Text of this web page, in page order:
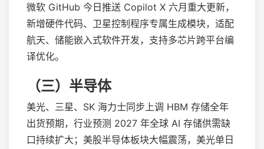
微软 GitHub 今日推送 Copilot X 六月重大更新，
新增硬件代码、卫星控制程序专属生成模块，适配
航天、储能嵌入式软件开发，支持多芯片跨平台编
译优化。
（三）半导体
美光、三星、SK 海力士同步上调 HBM 存储全年
出货预期，行业预测 2027 年全球 AI 存储供需缺
口持续扩大；美股半导体板块大幅震荡，美光单日